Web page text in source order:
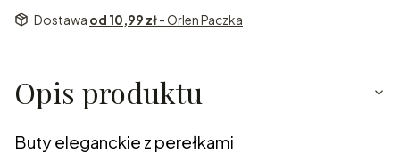
Dostawa od 10,99 zł- Orlen Paczka
Opis produktu
Buty eleganckie z perełkami